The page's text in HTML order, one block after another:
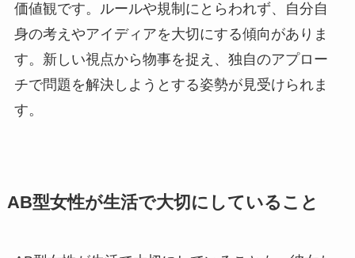
価値観です。ルールや規制にとらわれず、自分自
身の考えやアイディアを大切にする傾向がありま
す。新しい視点から物事を捉え、独自のアプロー
チで問題を解決しようとする姿勢が見受けられま
す。
AB型女性が生活で大切にしていること